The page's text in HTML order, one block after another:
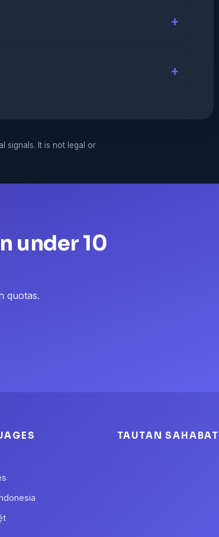
signals. It is not legal or
under 10
quotas.
TAUTAN SAHABAT